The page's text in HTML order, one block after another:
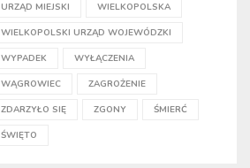
URZĄD MIEJSKI WIELKOPOLSKA
WIELKOPOLSKI URZĄD WOJEWÓDZKI
WYPADEK WYŁĄCZENIA
WĄGROWIEC ZAGROŻENIE
ZDARZYŁO SIĘ ZGONY ŚMIERĆ
ŚWIĘTO